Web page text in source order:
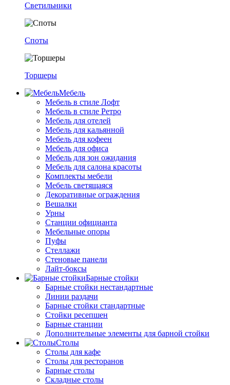
Светильники
Споты
Торшеры
Мебель
Мебель в стиле Лофт
Мебель в стиле Ретро
Мебель для отелей
Мебель для кальянной
Мебель для кофеен
Мебель для офиса
Мебель для зон ожидания
Мебель для салона красоты
Комплекты мебели
Мебель светящаяся
Декоративные ограждения
Вешалки
Урны
Станции официанта
Мебельные опоры
Пуфы
Стеллажи
Стеновые панели
Лайт-боксы
Барные стойки
Барные стойки нестандартные
Линии раздачи
Барные стойки стандартные
Стойки ресепшен
Барные станции
Дополнительные элементы для барной стойки
Столы
Столы для кафе
Столы для ресторанов
Барные столы
Складные столы